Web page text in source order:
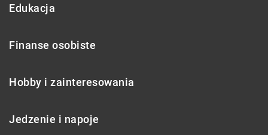
Edukacja
Finanse osobiste
Hobby i zainteresowania
Jedzenie i napoje